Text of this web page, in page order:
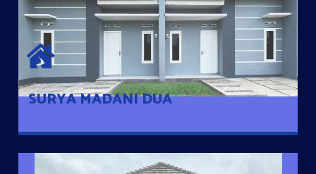
SURYA MADANI DUA
SURYA MADANI DUA
Satu-satunya Hunian nyaman dengan harga subsidi hanya 100
jutaan dengan lokasi strategis di Tuban